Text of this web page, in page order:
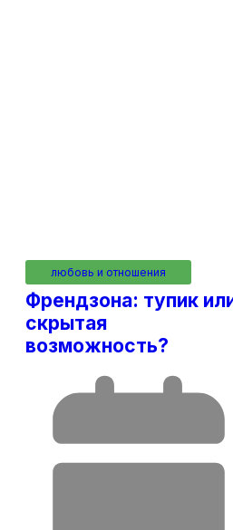
любовь и отношения
Френдзона: тупик
скрытая
возможность?